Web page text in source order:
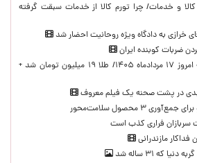
تورم کالا و خدمات/ چرا تورم کالا از خدمات سبقت گرفته
خرازی به دادگاه ویژه روحانیت احضار شد
ضربات کوبنده ایران
قیمت جدید طلا و سکه امروز ۱۷ مردادماه ۱۴۰۵/ طلا ۱۹ میلیون تومان شد +
در پشت صحنه یک فیلم معروف
۳ محصول سلامت‌محور
سربازان فراری کذب است
مازندرانی
که ۳۱ ساله شد